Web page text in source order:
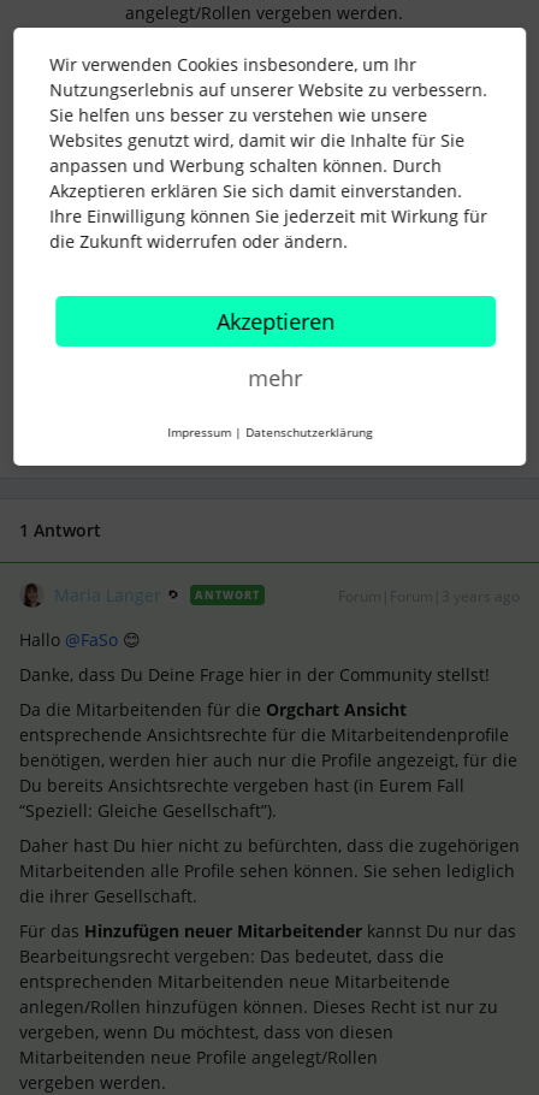
angelegt/Rollen vergeben werden.
unseremHelpcenter-Artikelnachlesen.
Ich hoffe ich konnte Dir die Thematik
verständlich erklären und Dir
weiterhelfen! 🤗
Liebe Grüße
Maria 🌺
zugriffsrechte mitarbeiter anlegen
1 Antwort
Maria Langer ANTWORT
Hallo @FaSo 😊
Danke, dass Du Deine Frage hier in der Community stellst!
Da die Mitarbeitenden für die Orgchart Ansicht
entsprechende Ansichtsrechte für die Mitarbeitendenprofile
benötigen, werden hier auch nur die Profile angezeigt, für die
Du bereits Ansichtsrechte vergeben hast (in Eurem Fall
“Speziell: Gleiche Gesellschaft”).
Daher hast Du hier nicht zu befürchten, dass die zugehörigen
Mitarbeitenden alle Profile sehen können. Sie sehen lediglich
die ihrer Gesellschaft.
Für das Hinzufügen neuer Mitarbeitender kannst Du nur das
Bearbeitungsrecht vergeben: Das bedeutet, dass die
entsprechenden Mitarbeitenden neue Mitarbeitende
anlegen/Rollen hinzufügen können. Dieses Recht ist nur zu
vergeben, wenn Du möchtest, dass von diesen
Mitarbeitenden neue Profile angelegt/Rollen
vergeben werden.
Wir verwenden Cookies insbesondere, um Ihr
Nutzungserlebnis auf unserer Website zu verbessern.
Sie helfen uns besser zu verstehen wie unsere
Websites genutzt wird, damit wir die Inhalte für Sie
anpassen und Werbung schalten können. Durch
Akzeptieren erklären Sie sich damit einverstanden.
Ihre Einwilligung können Sie jederzeit mit Wirkung für
die Zukunft widerrufen oder ändern.
Akzeptieren
mehr
Impressum | Datenschutzerklärung